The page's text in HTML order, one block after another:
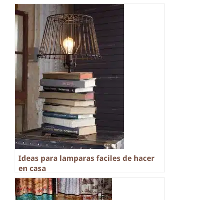
Ideas para lamparas faciles de hacer
en casa